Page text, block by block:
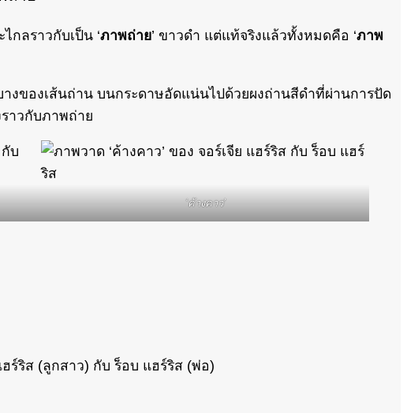
กลราวกับเป็น ‘ภาพถ่าย’ ขาวดำ แต่แท้จริงแล้วทั้งหมดคือ ‘ภาพ
งของเส้นถ่าน บนกระดาษอัดแน่นไปด้วยผงถ่านสีดำที่ผ่านการปัด
าวกับภาพถ่าย
‘ค้างคาว’